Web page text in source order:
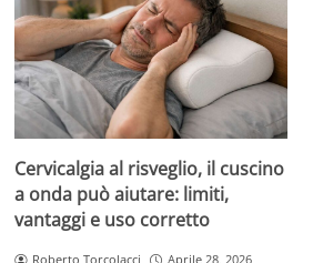
Cervicalgia al risveglio, il cuscino
a onda può aiutare: limiti,
vantaggi e uso corretto
Roberto Torcolacci Aprile 28, 2026